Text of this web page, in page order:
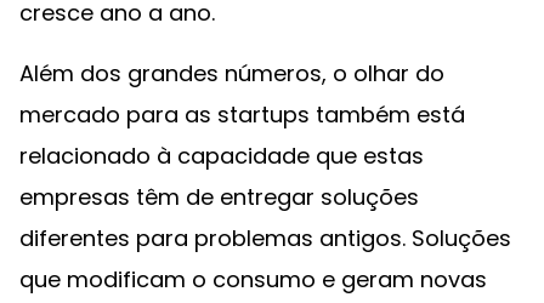
cresce ano a ano.
Além dos grandes números, o olhar do
mercado para as startups também está
relacionado à capacidade que estas
empresas têm de entregar soluções
diferentes para problemas antigos. Soluções
que modificam o consumo e geram novas